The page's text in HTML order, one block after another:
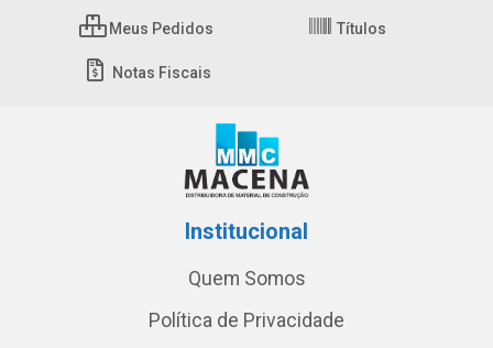
Meus Pedidos Títulos
Notas Fiscais
Institucional
Quem Somos
Política de Privacidade